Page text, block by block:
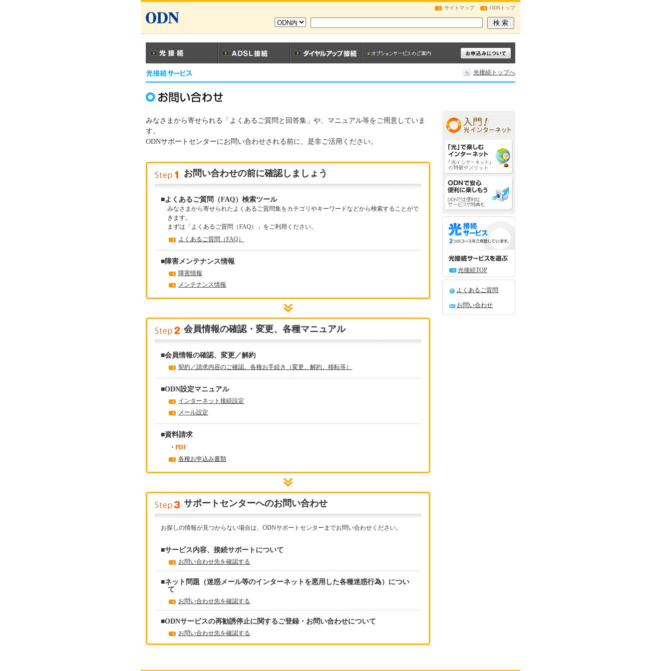
サイトマップ ODNトップ
光接続トップへ
みなさまから寄せられる「よくあるご質問と回答集」や、マニュアル等をご用意していま
す。
ODNサポートセンターにお問い合わせされる前に、是非ご活用ください。
お問い合わせの前に確認しましょう
■よくあるご質問（FAQ）検索ツール
みなさまから寄せられたよくあるご質問集をカテゴリやキーワードなどから検索することがで
きます。
まずは「よくあるご質問（FAQ）」をご利用ください。
よくあるご質問（FAQ）
■障害メンテナンス情報
障害情報
メンテナンス情報
会員情報の確認・変更、各種マニュアル
■会員情報の確認、変更／解約
契約／請求内容のご確認、各種お手続き（変更、解約、移転等）
■ODN設定マニュアル
インターネット接続設定
メール設定
■資料請求
・ PDF
各種お申込み書類
サポートセンターへのお問い合わせ
お探しの情報が見つからない場合は、ODNサポートセンターまでお問い合わせください。
■サービス内容、接続サポートについて
お問い合わせ先を確認する
■ネット問題（迷惑メール等のインターネットを悪用した各種迷惑行為）につい
て
お問い合わせ先を確認する
■ODNサービスの再勧誘停止に関するご登録・お問い合わせについて
お問い合わせ先を確認する
光接続TOP
よくあるご質問
お問い合わせ